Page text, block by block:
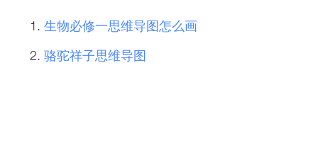
生物必修一思维导图怎么画
骆驼祥子思维导图